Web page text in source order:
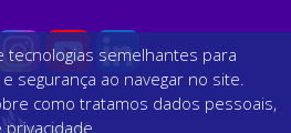
tecnologias semelhantes para
segurança ao navegar no site.
como tratamos dados pessoais,
privacidade